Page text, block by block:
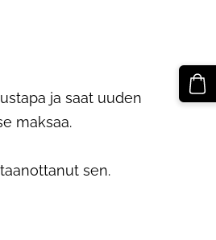
ja saat uuden
maksaa.
sen.